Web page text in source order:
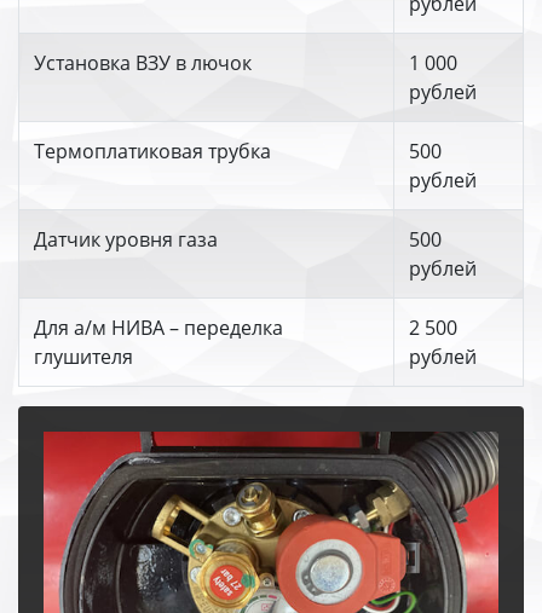
Установка ВЗУ в лючок
1 000
рублей
Термоплатиковая трубка
500
рублей
Датчик уровня газа
500
рублей
Для а/м НИВА – переделка
глушителя
2 500
рублей